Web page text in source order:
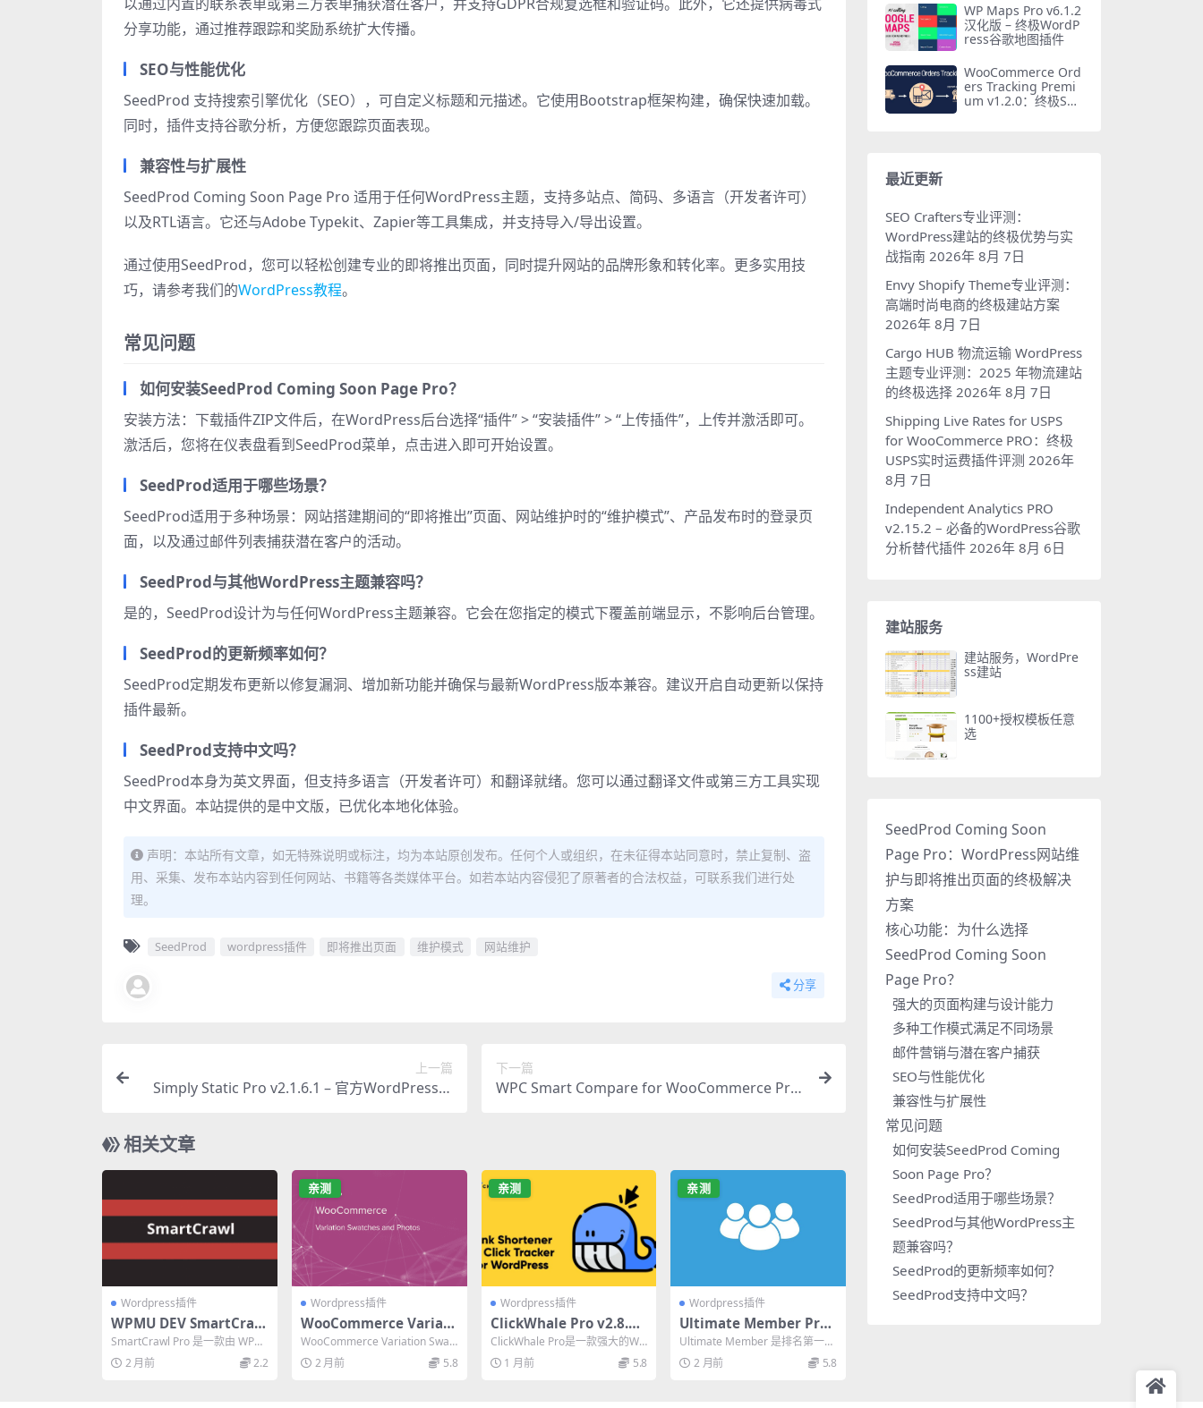
分享功能，通过推荐跟踪和奖励系统扩大传播。
SEO与性能优化
SeedProd 支持搜索引擎优化（SEO），可自定义标题和元描述。它使用Bootstrap框架构建，确保快速加载。
同时，插件支持谷歌分析，方便您跟踪页面表现。
兼容性与扩展性
SeedProd Coming Soon Page Pro 适用于任何WordPress主题，支持多站点、简码、多语言（开发者许可）
以及RTL语言。它还与Adob​​e Typekit、Zapier等工具集成，并支持导入/导出设置。
通过使用SeedProd，您可以轻松创建专业的即将推出页面，同时提升网站的品牌形象和转化率。更多实用技
巧，请参考我们的WordPress教程。
常见问题
如何安装SeedProd Coming Soon Page Pro？
安装方法：下载插件ZIP文件后，在WordPress后台选择“插件” > “安装插件” > “上传插件”，上传并激活即可。
激活后，您将在仪表盘看到SeedProd菜单，点击进入即可开始设置。
SeedProd适用于哪些场景？
SeedProd适用于多种场景：网站搭建期间的“即将推出”页面、网站维护时的“维护模式”、产品发布时的登录页
面，以及通过邮件列表捕获潜在客户的活动。
SeedProd与其他WordPress主题兼容吗？
是的，SeedProd设计为与任何WordPress主题兼容。它会在您指定的模式下覆盖前端显示，不影响后台管理。
SeedProd的更新频率如何？
SeedProd定期发布更新以修复漏洞、增加新功能并确保与最新WordPress版本兼容。建议开启自动更新以保持
插件最新。
SeedProd支持中文吗？
SeedProd本身为英文界面，但支持多语言（开发者许可）和翻译就绪。您可以通过翻译文件或第三方工具实现
中文界面。本站提供的是中文版，已优化本地化体验。
声明：本站所有文章，如无特殊说明或标注，均为本站原创发布。任何个人或组织，在未征得本站同意时，禁止复制、盗
用、采集、发布本站内容到任何网站、书籍等各类媒体平台。如若本站内容侵犯了原著者的合法权益，可联系我们进行处
理。
SeedProd wordpress插件 即将推出页面 维护模式 网站维护
分享
上一篇
Simply Static Pro v2.1.6.1 – 官方WordPress静
下一篇
WPC Smart Compare for WooCommerce Pre
相关文章
Wordpress插件
WPMU DEV SmartCraw
l Pro 3.16.0 终极WordPr
ess SEO优化插件
SmartCrawl Pro 是一款由 WPM
U DEV 开发的 WordPre...
2 月前 2.2
亲测
Wordpress插件
WooCommerce Variati
on Swatches and Phot
os 3.1.15 汉化版：必备多
变体切换按钮图片插件
WooCommerce Variation Swat
ches and Photo...
2 月前 5.8
亲测
Wordpress插件
ClickWhale Pro v2.8.0 –
终极WordPress链接管理
与追踪插件
ClickWhale Pro是一款强大的Wo
rdPress链接管理插件，支持链
接...1 月前 5.8
亲测
Wordpress插件
Ultimate Member Pro
v2.12.0 官方汉化版：最
佳WordPress会员系统插
件
Ultimate Member 是排名第一的
WordPress 会员系统插件，...
2 月前 5.8
WP Maps Pro v6.1.2
汉化版 – 终极WordP
ress谷歌地图插件
WooCommerce Ord
ers Tracking Premi
um v1.2.0：终极SM
最近更新
SEO Crafters专业评测：
WordPress建站的终极优势与实
战指南 2026年 8月 7日
Envy Shopify Theme专业评测：
高端时尚电商的终极建站方案
2026年 8月 7日
Cargo HUB 物流运输 WordPress
主题专业评测：2025 年物流建站
的终极选择 2026年 8月 7日
Shipping Live Rates for USPS
for WooCommerce PRO：终极
USPS实时运费插件评测 2026年
8月 7日
Independent Analytics PRO
v2.15.2 – 必备的WordPress谷歌
分析替代插件 2026年 8月 6日
建站服务
建站服务，WordPre
ss建站
1100+授权模板任意
选
SeedProd Coming Soon
Page Pro：WordPress网站维
护与即将推出页面的终极解决
方案
核心功能：为什么选择
SeedProd Coming Soon
Page Pro？
强大的页面构建与设计能力
多种工作模式满足不同场景
邮件营销与潜在客户捕获
SEO与性能优化
兼容性与扩展性
常见问题
如何安装SeedProd Coming
Soon Page Pro？
SeedProd适用于哪些场景？
SeedProd与其他WordPress主
题兼容吗？
SeedProd的更新频率如何？
SeedProd支持中文吗？